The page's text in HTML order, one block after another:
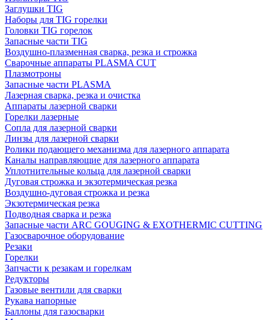
Заглушки TIG
Наборы для TIG горелки
Головки TIG горелок
Запасные части TIG
Воздушно-плазменная сварка, резка и строжка
Сварочные аппараты PLASMA CUT
Плазмотроны
Запасные части PLASMA
Лазерная сварка, резка и очистка
Аппараты лазерной сварки
Горелки лазерные
Сопла для лазерной сварки
Линзы для лазерной сварки
Ролики подающего механизма для лазерного аппарата
Каналы направляющие для лазерного аппарата
Уплотнительные кольца для лазерной сварки
Дуговая строжка и экзотермическая резка
Воздушно-дуговая строжка и резка
Экзотермическая резка
Подводная сварка и резка
Запасные части ARC GOUGING & EXOTHERMIC CUTTING
Газосварочное оборудование
Резаки
Горелки
Запчасти к резакам и горелкам
Редукторы
Газовые вентили для сварки
Рукава напорные
Баллоны для газосварки